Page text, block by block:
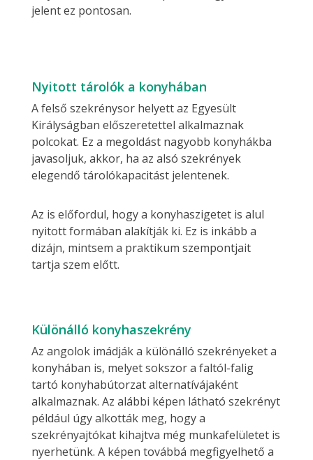
jelent ez pontosan.
Nyitott tárolók a konyhában
A felső szekrénysor helyett az Egyesült
Királyságban előszeretettel alkalmaznak
polcokat. Ez a megoldást nagyobb konyhákba
javasoljuk, akkor, ha az alsó szekrények
elegendő tárolókapacitást jelentenek.
Az is előfordul, hogy a konyhaszigetet is alul
nyitott formában alakítják ki. Ez is inkább a
dizájn, mintsem a praktikum szempontjait
tartja szem előtt.
Különálló konyhaszekrény
Az angolok imádják a különálló szekrényeket a
konyhában is, melyet sokszor a faltól-falig
tartó konyhabútorzat alternatívájaként
alkalmaznak. Az alábbi képen látható szekrényt
például úgy alkották meg, hogy a
szekrényajtókat kihajtva még munkafelületet is
nyerhetünk. A képen továbbá megfigyelhető a